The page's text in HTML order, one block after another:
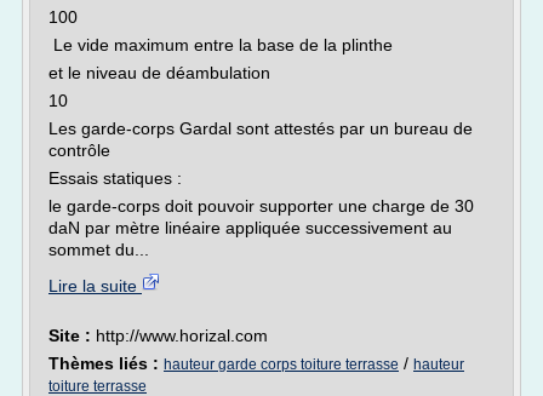
100
Le vide maximum entre la base de la plinthe
et le niveau de déambulation
10
Les garde-corps Gardal sont attestés par un bureau de
contrôle
Essais statiques :
le garde-corps doit pouvoir supporter une charge de 30
daN par mètre linéaire appliquée successivement au
sommet du...
Lire la suite
Site : http://www.horizal.com
Thèmes liés : hauteur garde corps toiture terrasse / hauteur
toiture terrasse